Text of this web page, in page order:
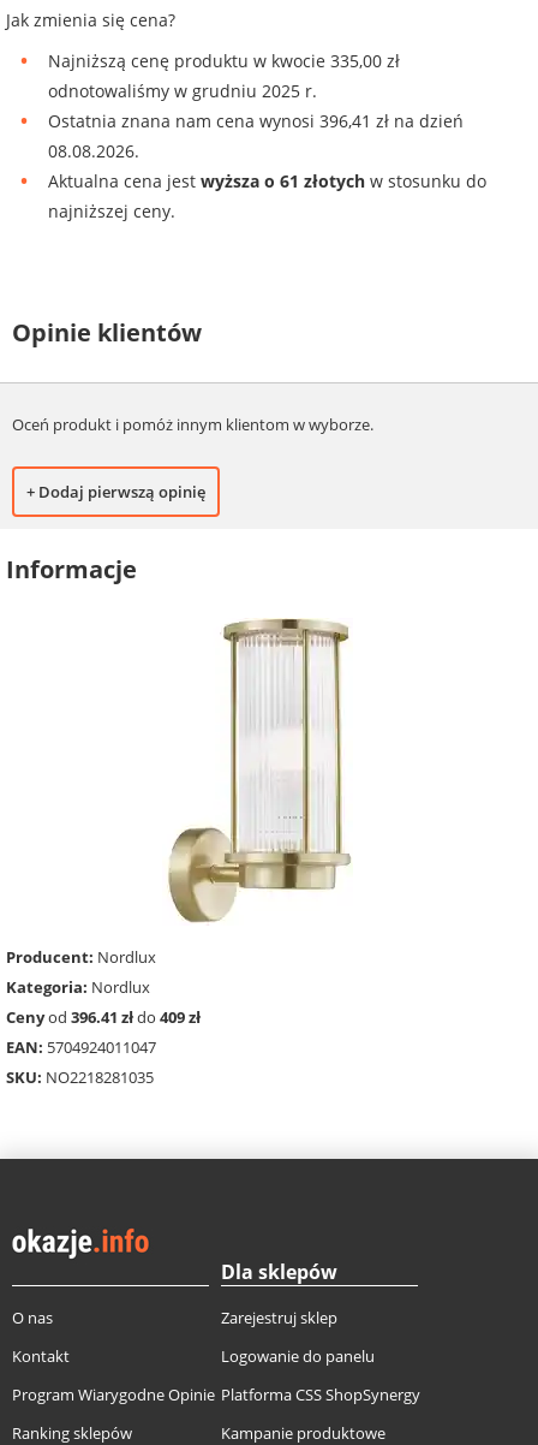
Jak zmienia się cena?
Najniższą cenę produktu w kwocie 335,00 zł
odnotowaliśmy w grudniu 2025 r.
Ostatnia znana nam cena wynosi 396,41 zł na dzień
08.08.2026.
Aktualna cena jest wyższa o 61 złotych w stosunku do
najniższej ceny.
Opinie klientów
Oceń produkt i pomóż innym klientom w wyborze.
+ Dodaj pierwszą opinię
Informacje
Producent: Nordlux
Kategoria: Nordlux
Cenyod 396.41 złdo 409 zł
EAN: 5704924011047
SKU: NO2218281035
O nas
Kontakt
Program Wiarygodne Opinie
Ranking sklepów
Dla sklepów
Zarejestruj sklep
Logowanie do panelu
Platforma CSS ShopSynergy
Kampanie produktowe